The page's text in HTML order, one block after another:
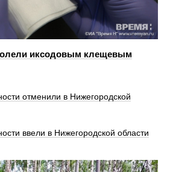
иксодовым клещевым
отменили в Нижегородской
ввели в Нижегородской области